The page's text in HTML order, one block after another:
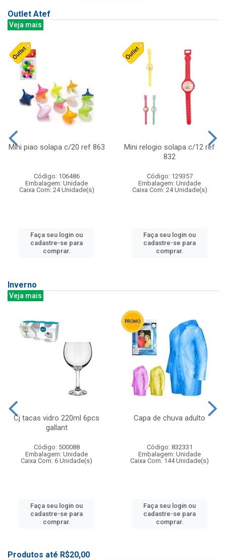
Outlet Atef
Veja mais
Mini piao solapa c/20 ref 863
Código: 106486
Embalagem: Unidade
Caixa Com: 24 Unidade(s)
Faça seu login ou
cadastre-se para
comprar.
Mini relogio solapa c/12 ref
832
Código: 129357
Embalagem: Unidade
Caixa Com: 24 Unidade(s)
Faça seu login ou
cadastre-se para
comprar.
Inverno
Veja mais
Cj tacas vidro 220ml 6pcs
gallant
Código: 500088
Embalagem: Unidade
Caixa Com: 6 Unidade(s)
Faça seu login ou
cadastre-se para
comprar.
Capa de chuva adulto
Código: 832331
Embalagem: Unidade
Caixa Com: 144 Unidade(s)
Faça seu login ou
cadastre-se para
comprar.
Produtos até R$20,00